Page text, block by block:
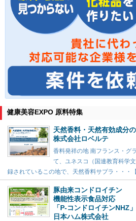
健康美容EXPO 原料特集
天然香料・天然有効成分
株式会社ロベルテ
香料発祥の地 南フランス・グ
て、ユネスコ（国連教育科学
録されているこの地で、天然香料サプラ・・・
豚由来コンドロイチン
機能性表示食品対応
「P-コンドロイチンNHZ」
日本ハム株式会社